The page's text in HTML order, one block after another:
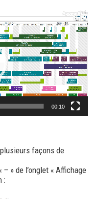
00:10
façons de
» de l’onglet « Affichage
: